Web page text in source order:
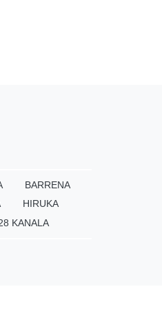
BARRENA
HIRUKA
KANALA